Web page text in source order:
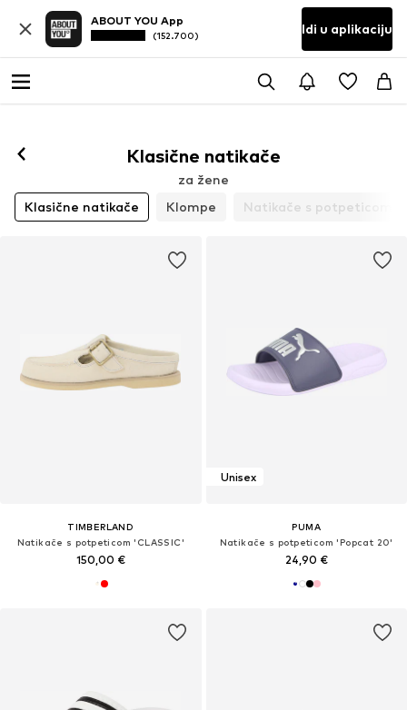
ABOUT YOU App
(152.700) Idi u aplikaciju
Klasične natikače
za žene
Klasične natikače
Klompe Natikače s potpeticom
TIMBERLAND
Natikače s potpeticom 'CLASSIC'
150,00 €
Unisex
PUMA
Natikače s potpeticom 'Popcat 20'
24,90 €